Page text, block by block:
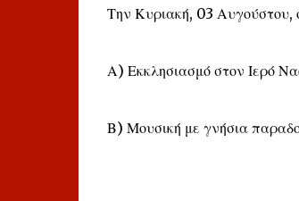
Την Κυριακή, 03 Αυγούστου,
Α) Εκκλησιασμό στον Ιερό
Β) Μουσική με γνήσια